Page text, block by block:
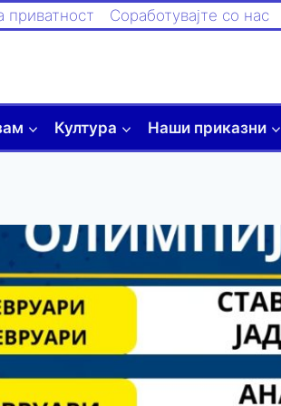
приватност Соработувајте со нас
Култура Наши приказни